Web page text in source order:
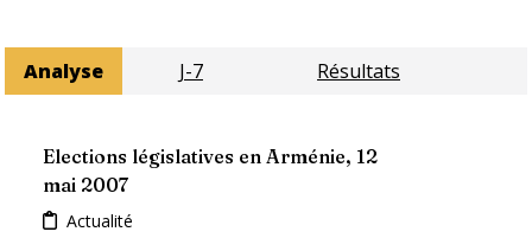
Analyse J-7 Résultats
Elections législatives en Arménie, 12
mai 2007
Actualité